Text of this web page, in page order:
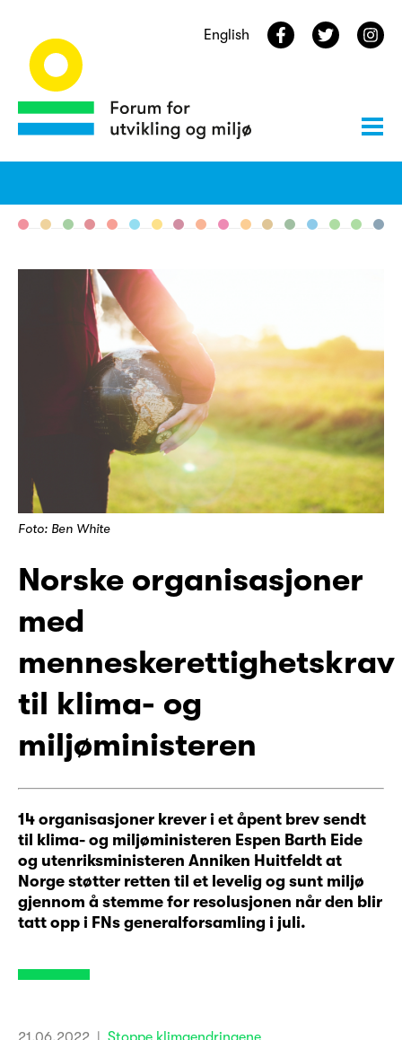
English
Foto: Ben White
Norske organisasjoner
med
menneskerettighetskrav
til klima- og
miljøministeren
14 organisasjoner krever i et åpent brev sendt
til klima- og miljøministeren Espen Barth Eide
og utenriksministeren Anniken Huitfeldt at
Norge støtter retten til et levelig og sunt miljø
gjennom å stemme for resolusjonen når den blir
tatt opp i FNs generalforsamling i juli.